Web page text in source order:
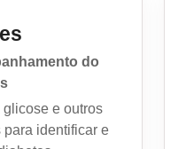
do
e outros
para identificar e